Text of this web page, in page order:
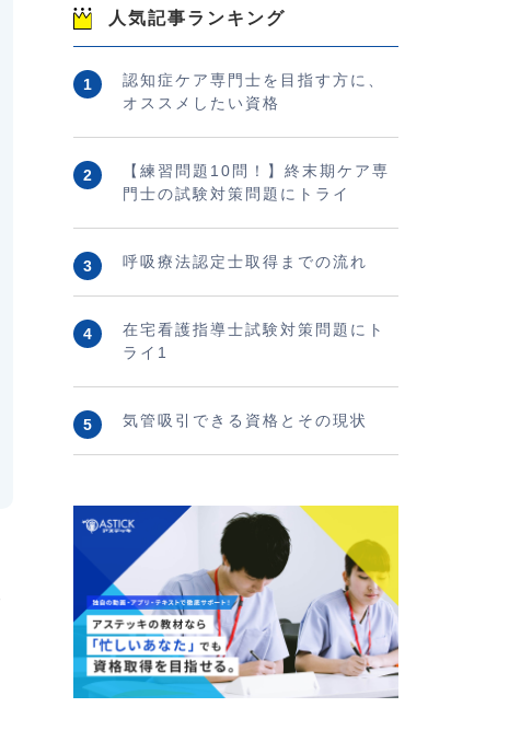
人気記事ランキング
認知症ケア専門士を目指す方に、
オススメしたい資格
【練習問題10問！】終末期ケア専
門士の試験対策問題にトライ
呼吸療法認定士取得までの流れ
在宅看護指導士試験対策問題にト
ライ1
気管吸引できる資格とその現状